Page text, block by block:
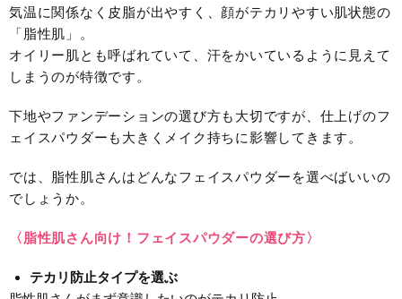
気温に関係なく皮脂が出やすく、顔がテカリやすい肌状態の
「脂性肌」。
オイリー肌とも呼ばれていて、汗をかいているように見えて
しまうのが特徴です。
下地やファンデーションの選び方も大切ですが、仕上げのフ
ェイスパウダーも大きくメイク持ちに影響してきます。
では、脂性肌さんはどんなフェイスパウダーを選べばいいの
でしょうか。
〈脂性肌さん向け！フェイスパウダーの選び方〉
テカリ防止タイプを選ぶ